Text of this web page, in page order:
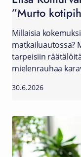
”Murto
Millaisia
matkailuautossa?
tarpeisiin
mielenrauhaa
30.6.2026